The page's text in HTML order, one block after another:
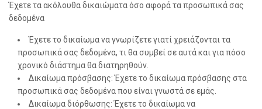
Έχετε τα ακόλουθα δικαιώματα όσο αφορά τα προσωπικά σας
δεδομένα
Έχετε το δικαίωμα να γνωρίζετε γιατί χρειάζονται τα
προσωπικά σας δεδομένα, τι θα συμβεί σε αυτά και για πόσο
χρονικό διάστημα θα διατηρηθούν.
Δικαίωμα πρόσβασης: Έχετε το δικαίωμα πρόσβασης στα
προσωπικά σας δεδομένα που είναι γνωστά σε εμάς.
Δικαίωμα διόρθωσης: Έχετε το δικαίωμα να